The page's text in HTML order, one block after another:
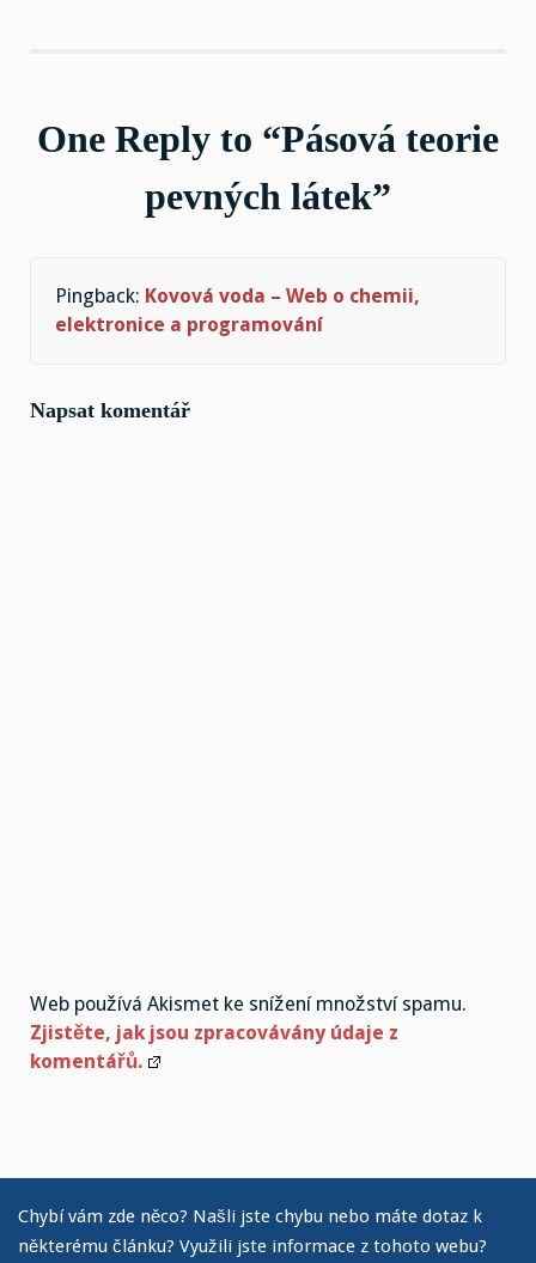
One Reply to “Pásová teorie
pevných látek”
Pingback: Kovová voda – Web o chemii,
elektronice a programování
Napsat komentář
Web používá Akismet ke snížení množství spamu.
Zjistěte, jak jsou zpracovávány údaje z
komentářů.
Chybí vám zde něco? Našli jste chybu nebo máte dotaz k
některému článku? Využili jste informace z tohoto webu?